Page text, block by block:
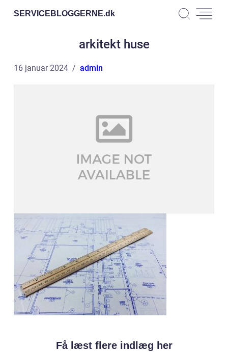
SERVICEBLOGGERNE.dk
arkitekt huse
16 januar 2024 admin
Få læst flere indlæg her